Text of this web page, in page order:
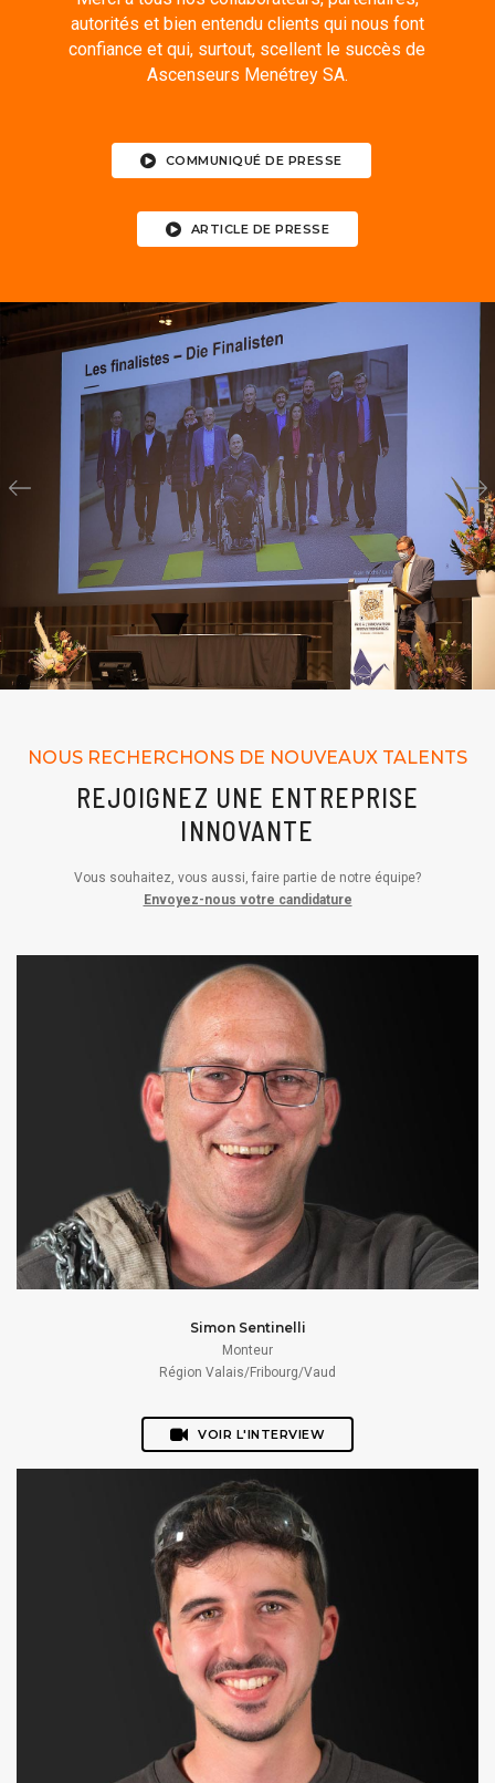
autorités et bien entendu clients qui nous font
confiance et qui, surtout, scellent le succès de
Ascenseurs Menétrey SA.
COMMUNIQUÉ DE PRESSE
ARTICLE DE PRESSE
NOUS RECHERCHONS DE NOUVEAUX TALENTS
REJOIGNEZ UNE ENTREPRISE
INNOVANTE
Vous souhaitez, vous aussi, faire partie de notre équipe?
Envoyez-nous votre candidature
Simon Sentinelli
Monteur
Région Valais/Fribourg/Vaud
VOIR L'INTERVIEW